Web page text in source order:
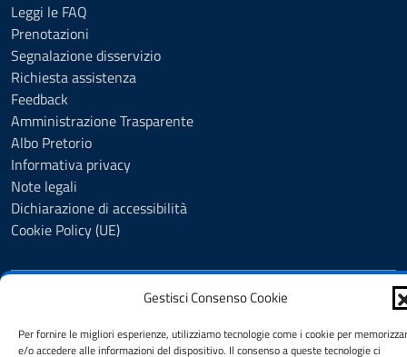
Gestisci Consenso Cookie
Per fornire le migliori esperienze, utilizziamo tecnologie come i cookie per
e/o accedere alle informazioni del dispositivo. Il consenso a queste tecnologie ci
Leggi le FAQ
Prenotazioni
Segnalazione disservizio
Richiesta assistenza
Feedback
Amministrazione Trasparente
Albo Pretorio
Informativa privacy
Note legali
Dichiarazione di accessibilità
Cookie Policy (UE)
Credits
Totale visitatori: